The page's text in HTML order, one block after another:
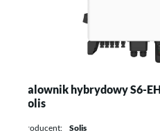
Falownik hybrydowy
Producent: